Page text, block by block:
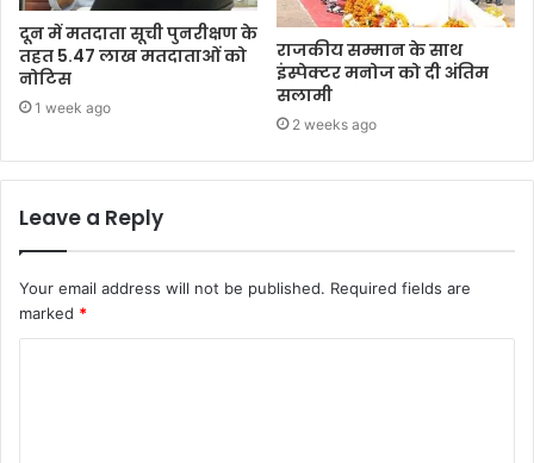
दून में मतदाता सूची पुनरीक्षण के
तहत 5.47 लाख मतदाताओं को
नोटिस
1 week ago
राजकीय सम्मान के साथ
इंस्पेक्टर मनोज को दी अंतिम
सलामी
2 weeks ago
Leave a Reply
Your email address will not be published. Required fields are
marked *